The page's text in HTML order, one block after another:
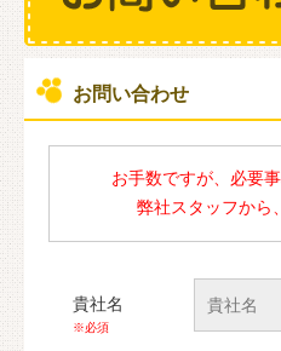
お問い合わせ
お手数ですが、必要
弊社スタッフから
貴社名
※必須